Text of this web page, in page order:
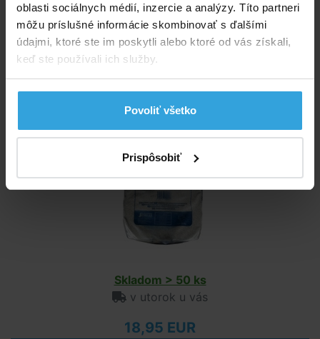
oblasti sociálnych médií, inzercie a analýzy. Títo partneri
môžu príslušné informácie skombinovať s ďalšími
údajmi, ktoré ste im poskytli alebo ktoré od vás získali,
keď ste používali ich služby.
Povoliť všetko
Prispôsobiť
Vhodné na slanú vodu: nie
Doporučené príslušenstvo (1)
Skladom > 50 ks
v utorok u vás
18,95 EUR